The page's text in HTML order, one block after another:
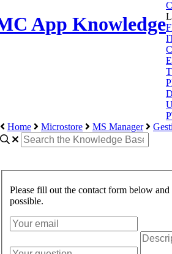
App Knowledge
Home
Microstore MS Manager
Please fill out the contact form below
possible.